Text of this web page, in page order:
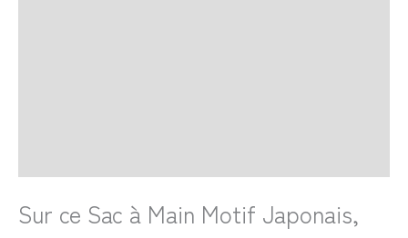
Sur ce Sac à Main Motif Japonais,